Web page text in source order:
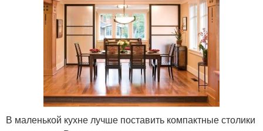
В маленькой кухне лучше поставить компактные столики